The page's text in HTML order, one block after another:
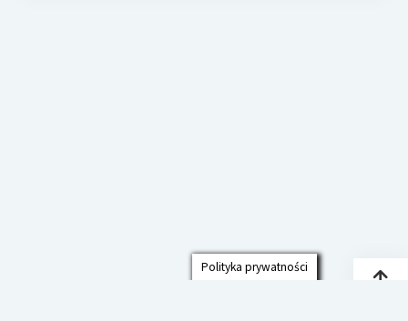
Polityka prywatności